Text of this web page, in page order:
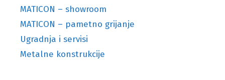
MATICON – showroom
MATICON – pametno grijanje
Ugradnja i servisi
Metalne konstrukcije